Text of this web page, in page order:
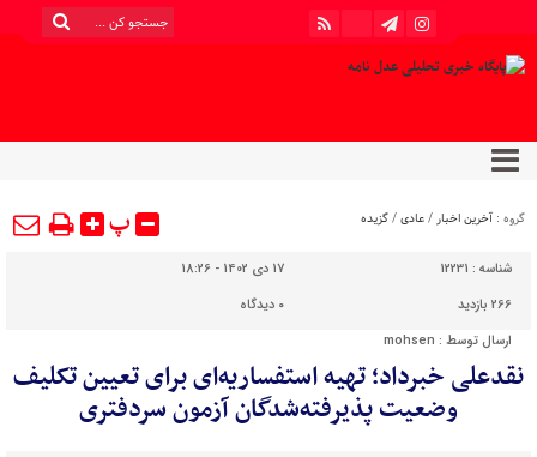
گروه : آخرین اخبار/عادی/گزیده پ
شناسه : 12231
17 دی 1402 - 18:26
266 بازدید
۰ دیدگاه
ارسال توسط : mohsen
نقدعلی خبرداد؛ تهیه استفساریه‌ای برای تعیین تکلیف
وضعیت پذیرفته‌شدگان آزمون‌ سردفتری